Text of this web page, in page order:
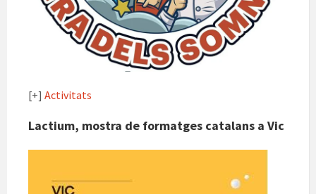
[+] Activitats
Lactium, mostra de formatges catalans a Vic